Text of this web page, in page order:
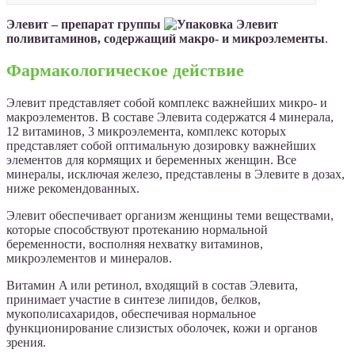
Элевит – препарат группы
поливитаминов, содержащий макро- и микроэлементы.
Фармакологическое действие
Элевит представляет собой комплекс важнейших микро- и
макроэлементов. В составе Элевита содержатся 4 минерала,
12 витаминов, 3 микроэлемента, комплекс которых
представляет собой оптимальную дозировку важнейших
элементов для кормящих и беременных женщин. Все
минералы, исключая железо, представлены в Элевите в дозах,
ниже рекомендованных.
Элевит обеспечивает организм женщины теми веществами,
которые способствуют протеканию нормальной
беременности, восполняя нехватку витаминов,
микроэлементов и минералов.
Витамин A или ретинол, входящий в состав Элевита,
принимает участие в синтезе липидов, белков,
мукополисахаридов, обеспечивая нормальное
функционирование слизистых оболочек, кожи и органов
зрения.